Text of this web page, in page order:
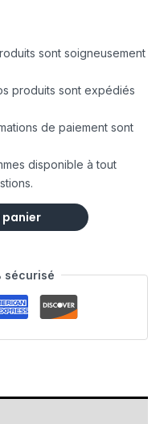
sont soigneusement
produits sont expédiés
de paiement sont
disponible à tout
panier
sécurisé